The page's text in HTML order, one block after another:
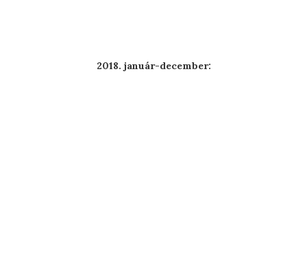
2018. január-december: